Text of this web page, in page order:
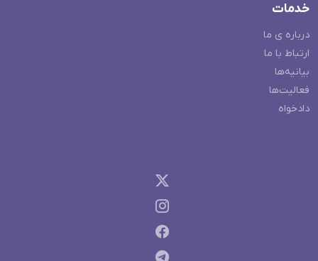
خدمات
درباره ی ما
ارتباط با ما
بیانیه‌ها
فعالیت‌ها
دادخواه